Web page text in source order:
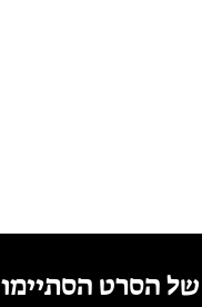
הסרט הסתיימו